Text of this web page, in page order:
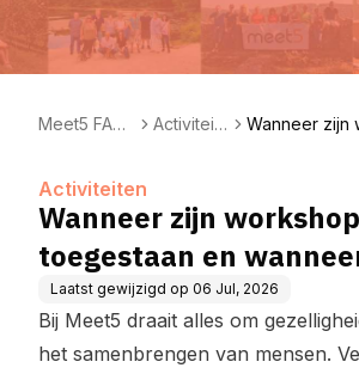
Meet5 FAQ
Activiteit
Wanneer zijn
Activiteiten
Wanneer zijn
toegestaan en
Laatst gewijzigd op 06 Jul, 2026
Bij Meet5 draait alles om
het samenbrengen van mensen.